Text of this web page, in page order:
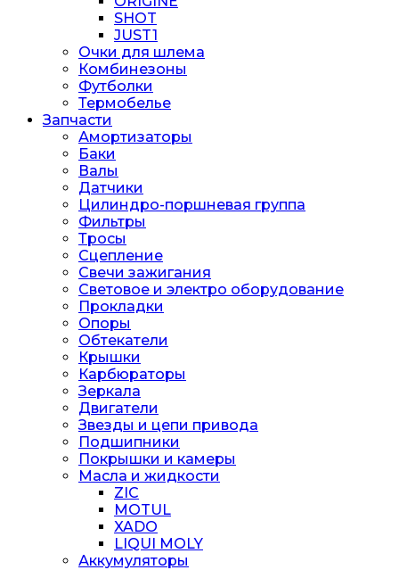
SHOT
JUST1
Очки для шлема
Комбинезоны
Футболки
Термобелье
Запчасти
Амортизаторы
Баки
Валы
Датчики
Цилиндро-поршневая группа
Фильтры
Тросы
Сцепление
Свечи зажигания
Световое и электро оборудование
Прокладки
Опоры
Обтекатели
Крышки
Карбюраторы
Зеркала
Двигатели
Звезды и цепи привода
Подшипники
Покрышки и камеры
Масла и жидкости
ZIC
MOTUL
XADO
LIQUI MOLY
Аккумуляторы